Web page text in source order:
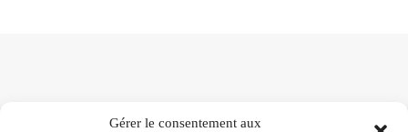
Gérer le consentement aux